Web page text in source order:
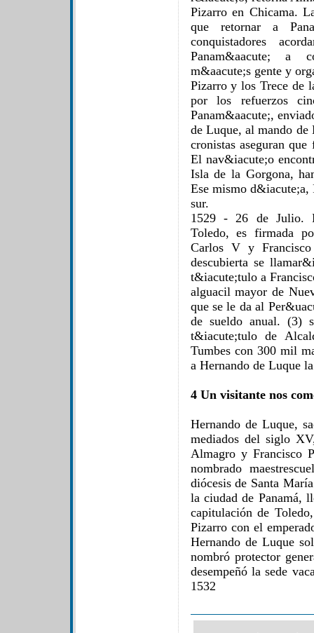
Pizarro en Chicama.
que retornar a
conquistadores
Panam&aacute; a
m&aacute;s gente y
Pizarro y los Trece de
por los refuerzos
Panam&aacute;,
de Luque, al mando
cronistas aseguran
El nav&iacute;o
Isla de la Gorgona,
Ese mismo d&iacute;a,
sur.
1529 - 26 de Julio.
Toledo, es firmada
Carlos V y
descubierta se
t&iacute;tulo a
alguacil mayor de
que se le da al
de sueldo anual. (3)
t&iacute;tulo de
Tumbes con 300 mil
a Hernando de Luque
4 Un visitante nos
Hernando de Luque,
mediados del siglo
Almagro y Francisco
nombrado
diócesis de Santa
la ciudad de Panamá,
capitulación de
Pizarro con el
Hernando de Luque
nombró protector
desempeñó la sede
1532